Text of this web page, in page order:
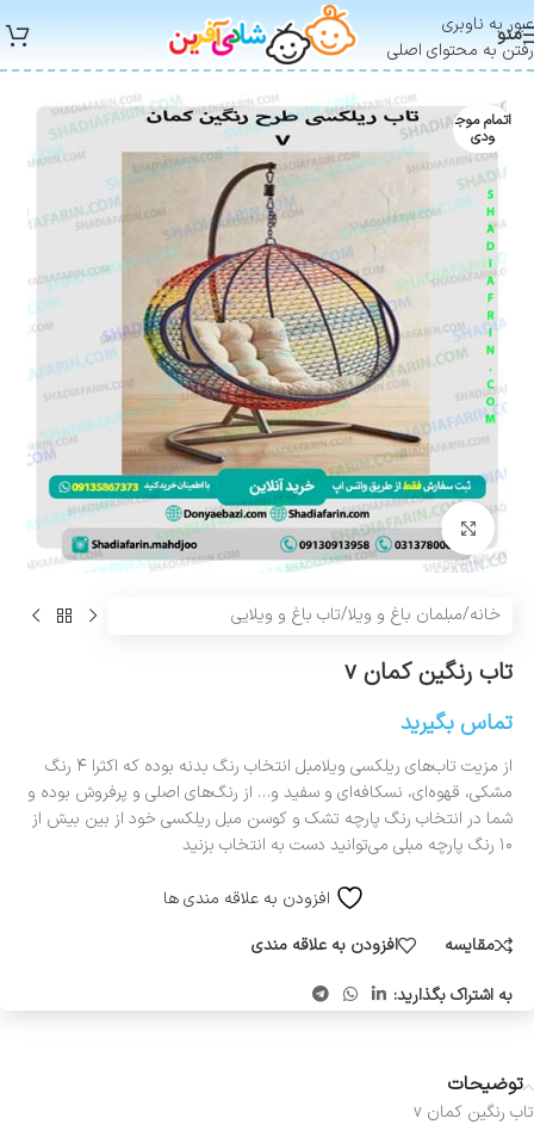
عبور به ناوبری
رفتن به محتوای اصلی
منو
اتمام موج
ودی
بزرگنمایی تصویر
خانه/مبلمان باغ و ویلا/تاب باغ و ویلایی
تاب رنگین کمان v
تماس بگیرید
از مزیت تاب‌های ریلکسی ویلامبل انتخاب رنگ بدنه بوده که اکثرا ۴ رنگ
مشکی، قهوه‌ای، نسکافه‌ای و سفید و… از رنگ‌های اصلی و پرفروش بوده و
شما در انتخاب رنگ پارچه تشک و کوسن مبل ریلکسی خود از بین بیش از
۱۰ رنگ پارچه مبلی می‌توانید دست به انتخاب بزنید
افزودن به علاقه مندی ها
مقایسه
افزودن به علاقه مندی
به اشتراک بگذارید:
توضیحات
تاب رنگین کمان v